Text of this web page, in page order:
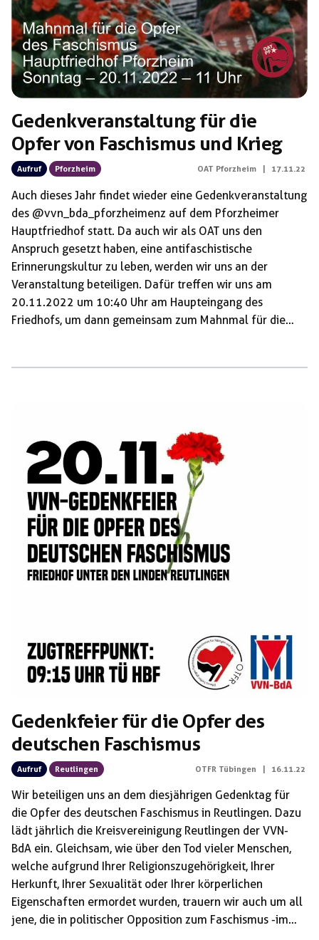
Gedenkveranstaltung für die
Opfer von Faschismus und Krieg
Aufruf Pforzheim OAT Pforzheim 17.11.22
Auch dieses Jahr findet wieder eine Gedenkveranstaltung
des @vvn_bda_pforzheimenz auf dem Pforzheimer
Hauptfriedhof statt. Da auch wir als OAT uns den
Anspruch gesetzt haben, eine antifaschistische
Erinnerungskultur zu leben, werden wir uns an der
Veranstaltung beteiligen. Dafür treffen wir uns am
20.11.2022 um 10:40 Uhr am Haupteingang des
Friedhofs, um dann gemeinsam zum Mahnmal für die
Gedenkfeier für die Opfer des
deutschen Faschismus
Aufruf Reutlingen OTFR Tübingen | 16.11.22
Wir beteiligen uns an dem diesjährigen Gedenktag für
die Opfer des deutschen Faschismus in Reutlingen. Dazu
lädt jährlich die Kreisvereinigung Reutlingen der VVN-
BdA ein. Gleichsam, wie über den Tod vieler Menschen,
welche aufgrund Ihrer Religionszugehörigkeit, Ihrer
Herkunft, Ihrer Sexualität oder Ihrer körperlichen
Eigenschaften ermordet wurden, trauern wir auch um all
jene, die in politischer Opposition zum Faschismus -im